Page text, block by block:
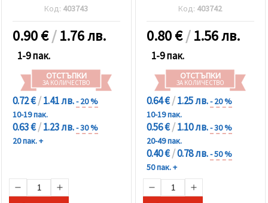
Код: 403743
0.90€/1.76 лв.
1-9 пак.
ОТСТЪПКИ
ЗА КОЛИЧЕСТВО
0.72 €/1.41 лв.- 20 %
10-19 пак.
0.63 €/1.23 лв.- 30 %
20 пак. +
Код: 403742
0.80€/1.56 лв.
1-9 пак.
ОТСТЪПКИ
ЗА КОЛИЧЕСТВО
0.64 €/1.25 лв.- 20 %
10-19 пак.
0.56 €/1.10 лв.- 30 %
20-49 пак.
0.40 €/0.78 лв.- 50 %
50 пак. +